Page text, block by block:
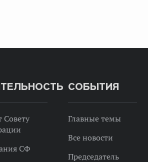
Совету
СФ
СОБЫТИЯ
Главные темы
Все новости
Председатель